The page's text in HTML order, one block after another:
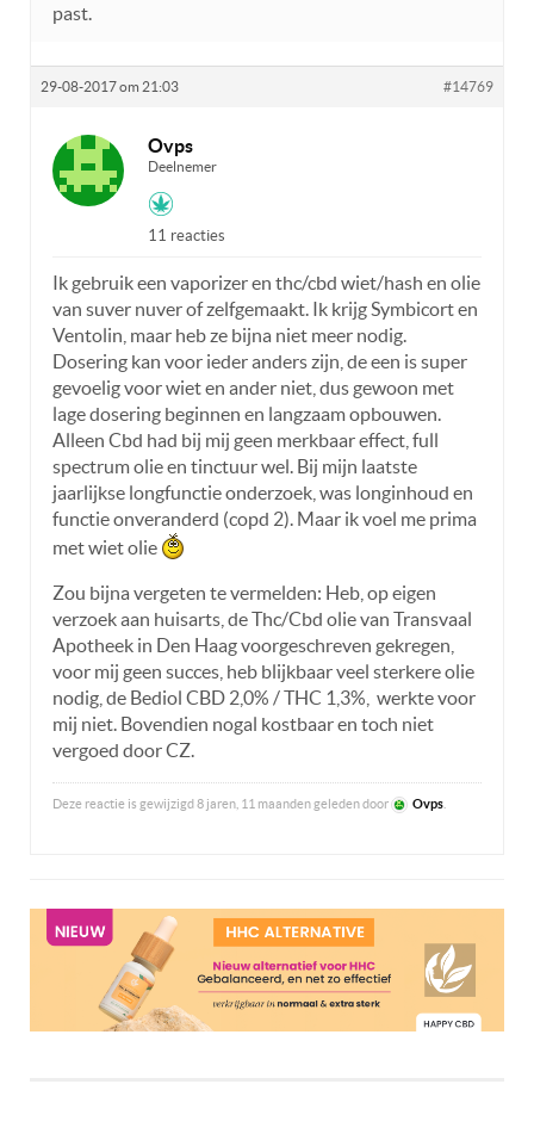
past.
29-08-2017 om 21:03 #14769
Ovps
Deelnemer
11 reacties
Ik gebruik een vaporizer en thc/cbd wiet/hash en olie
van suver nuver of zelfgemaakt. Ik krijg Symbicort en
Ventolin, maar heb ze bijna niet meer nodig.
Dosering kan voor ieder anders zijn, de een is super
gevoelig voor wiet en ander niet, dus gewoon met
lage dosering beginnen en langzaam opbouwen.
Alleen Cbd had bij mij geen merkbaar effect, full
spectrum olie en tinctuur wel. Bij mijn laatste
jaarlijkse longfunctie onderzoek, was longinhoud en
functie onveranderd (copd 2). Maar ik voel me prima
met wiet olie
Zou bijna vergeten te vermelden: Heb, op eigen
verzoek aan huisarts, de Thc/Cbd olie van Transvaal
Apotheek in Den Haag voorgeschreven gekregen,
voor mij geen succes, heb blijkbaar veel sterkere olie
nodig, de Bediol CBD 2,0% / THC 1,3%, werkte voor
mij niet. Bovendien nogal kostbaar en toch niet
vergoed door CZ.
Deze reactie is gewijzigd 8 jaren, 11 maanden geleden door Ovps